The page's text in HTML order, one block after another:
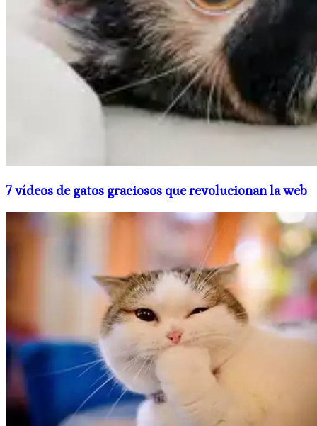
7 vídeos de gatos graciosos que revolucionan la web